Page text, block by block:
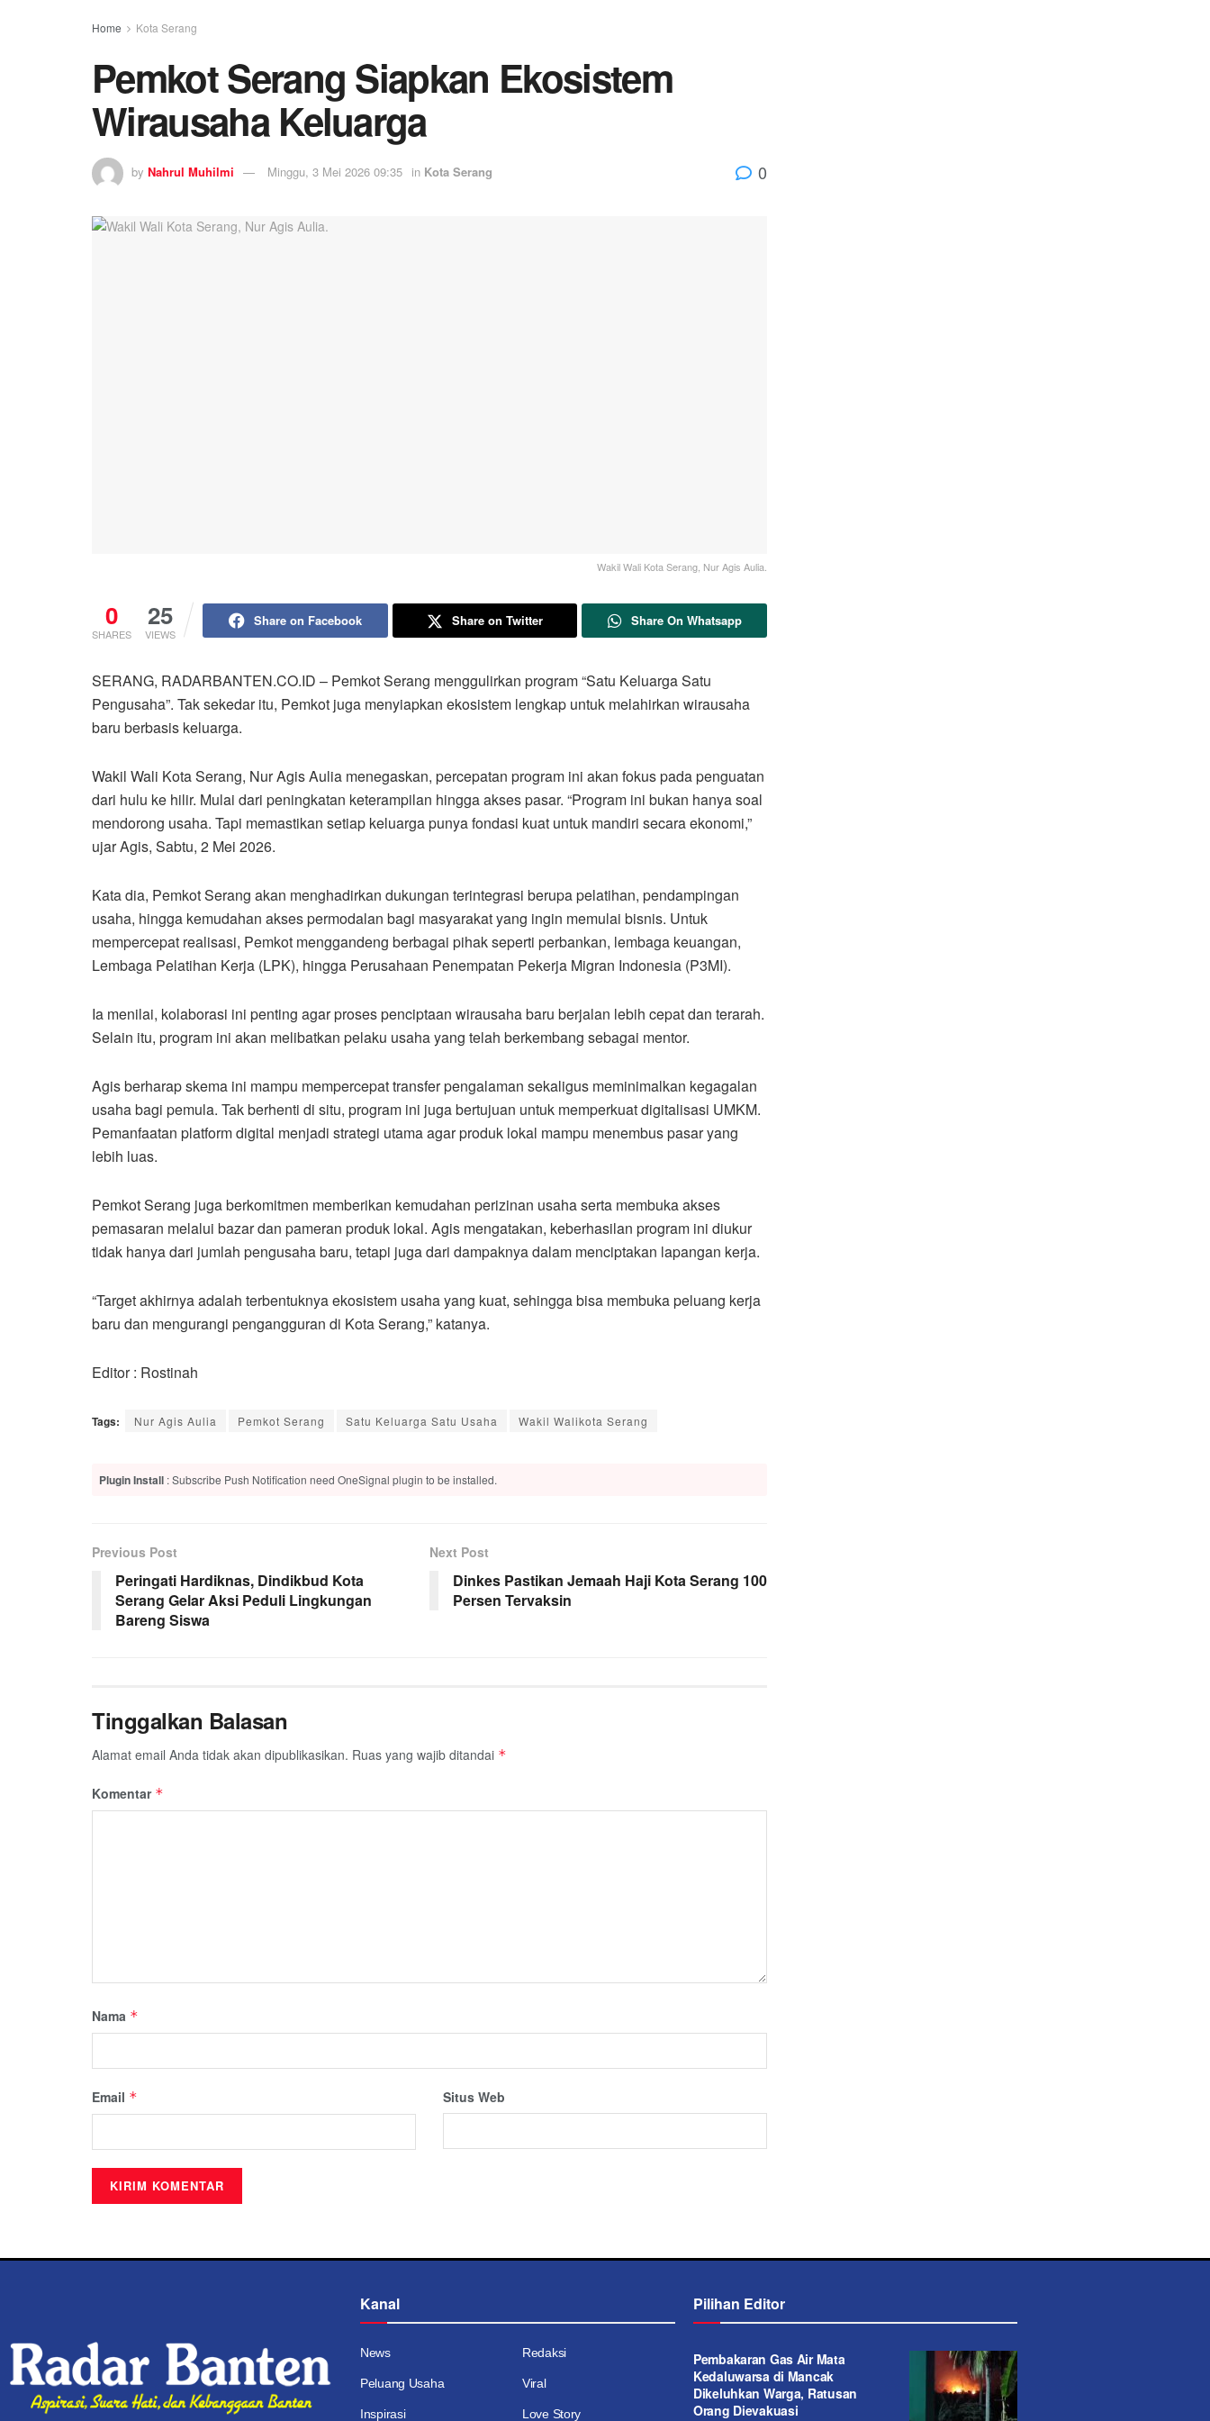
Home Kota Serang
Pemkot Serang Siapkan Ekosistem
Wirausaha Keluarga
by Nahrul Muhilmi Minggu, 3 Mei 2026 09:35 in Kota Serang 0
Wakil Wali Kota Serang, Nur Agis Aulia.
0
SHARES
25
VIEWS
Share on Facebook Share on Twitter Share On Whatsapp
SERANG, RADARBANTEN.CO.ID – Pemkot Serang menggulirkan program “Satu Keluarga Satu
Pengusaha”. Tak sekedar itu, Pemkot juga menyiapkan ekosistem lengkap untuk melahirkan wirausaha
baru berbasis keluarga.
Wakil Wali Kota Serang, Nur Agis Aulia menegaskan, percepatan program ini akan fokus pada penguatan
dari hulu ke hilir. Mulai dari peningkatan keterampilan hingga akses pasar. “Program ini bukan hanya soal
mendorong usaha. Tapi memastikan setiap keluarga punya fondasi kuat untuk mandiri secara ekonomi,”
ujar Agis, Sabtu, 2 Mei 2026.
Kata dia, Pemkot Serang akan menghadirkan dukungan terintegrasi berupa pelatihan, pendampingan
usaha, hingga kemudahan akses permodalan bagi masyarakat yang ingin memulai bisnis. Untuk
mempercepat realisasi, Pemkot menggandeng berbagai pihak seperti perbankan, lembaga keuangan,
Lembaga Pelatihan Kerja (LPK), hingga Perusahaan Penempatan Pekerja Migran Indonesia (P3MI).
Ia menilai, kolaborasi ini penting agar proses penciptaan wirausaha baru berjalan lebih cepat dan terarah.
Selain itu, program ini akan melibatkan pelaku usaha yang telah berkembang sebagai mentor.
Agis berharap skema ini mampu mempercepat transfer pengalaman sekaligus meminimalkan kegagalan
usaha bagi pemula. Tak berhenti di situ, program ini juga bertujuan untuk memperkuat digitalisasi UMKM.
Pemanfaatan platform digital menjadi strategi utama agar produk lokal mampu menembus pasar yang
lebih luas.
Pemkot Serang juga berkomitmen memberikan kemudahan perizinan usaha serta membuka akses
pemasaran melalui bazar dan pameran produk lokal. Agis mengatakan, keberhasilan program ini diukur
tidak hanya dari jumlah pengusaha baru, tetapi juga dari dampaknya dalam menciptakan lapangan kerja.
“Target akhirnya adalah terbentuknya ekosistem usaha yang kuat, sehingga bisa membuka peluang kerja
baru dan mengurangi pengangguran di Kota Serang,” katanya.
Editor : Rostinah
Tags: Nur Agis Aulia Pemkot Serang Satu Keluarga Satu Usaha Wakil Walikota Serang
Plugin Install : Subscribe Push Notification need OneSignal plugin to be installed.
Previous Post
Peringati Hardiknas, Dindikbud Kota
Serang Gelar Aksi Peduli Lingkungan
Bareng Siswa
Next Post
Dinkes Pastikan Jemaah Haji Kota Serang 100
Persen Tervaksin
Tinggalkan Balasan
Alamat email Anda tidak akan dipublikasikan. Ruas yang wajib ditandai *
Komentar *
Nama *
Email * Situs Web
Kanal
News Redaksi
Peluang Usaha Viral
Inspirasi Love Story
Pilihan Editor
Pembakaran Gas Air Mata
Kedaluwarsa di Mancak
Dikeluhkan Warga, Ratusan
Orang Dievakuasi